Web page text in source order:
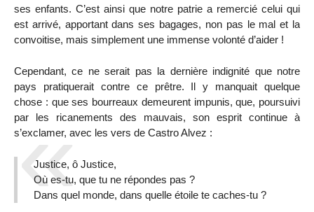
ses enfants. C’est ainsi que notre patrie a remercié celui qui
est arrivé, apportant dans ses bagages, non pas le mal et la
convoitise, mais simplement une immense volonté d’aider !
Cependant, ce ne serait pas la dernière indignité que notre
pays pratiquerait contre ce prêtre. Il y manquait quelque
chose : que ses bourreaux demeurent impunis, que, poursuivi
par les ricanements des mauvais, son esprit continue à
s’exclamer, avec les vers de Castro Alvez :
Justice, ô Justice,
Où es-tu, que tu ne répondes pas ?
Dans quel monde, dans quelle étoile te caches-tu ?